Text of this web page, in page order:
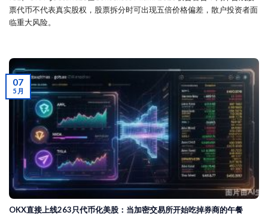
票代币不代表真实股权，股票拆分时可出现五倍价格偏差，散户投资者面
临重大风险。
OKX直接上线263只代币化美股：当加密交易所开始吃掉券商的午餐
07
5 月